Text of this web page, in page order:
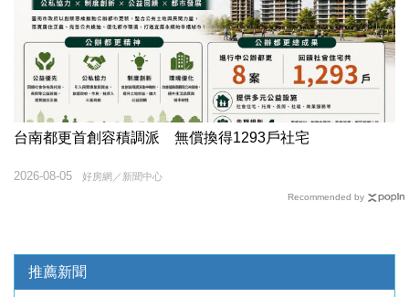
台南都更首創容積調派 無償換得1293戶社宅
好房網／新聞中心
2026-08-05
Recommended by
推薦新聞